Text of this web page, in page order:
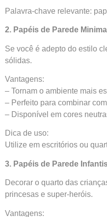
Palavra-chave relevante:
2. Papéis de Parede
Se você é adepto do estilo
sólidas.
Vantagens:
– Tornam o ambiente mais
– Perfeito para combinar
– Disponível em cores
Dica de uso:
Utilize em escritórios ou
3. Papéis de Parede
Decorar o quarto das
princesas e super-heróis.
Vantagens: